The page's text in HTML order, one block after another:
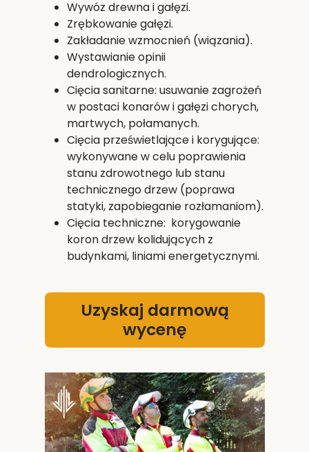
Wywóz drewna i gałęzi.
Zrębkowanie gałęzi.
Zakładanie wzmocnień (wiązania).
Wystawianie opinii
dendrologicznych.
Cięcia sanitarne: usuwanie zagrożeń
w postaci konarów i gałęzi chorych,
martwych, połamanych.
Cięcia prześwietlające i korygujące:
wykonywane w celu poprawienia
stanu zdrowotnego lub stanu
technicznego drzew (poprawa
statyki, zapobieganie rozłamaniom).
Cięcia techniczne: korygowanie
koron drzew kolidujących z
budynkami, liniami energetycznymi.
Uzyskaj darmową
wycenę